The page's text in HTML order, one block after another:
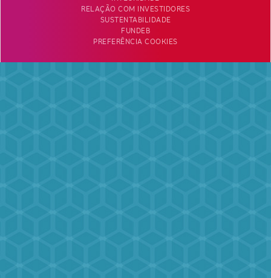
RELAÇÃO COM INVESTIDORES
SUSTENTABILIDADE
FUNDEB
PREFERÊNCIA COOKIES